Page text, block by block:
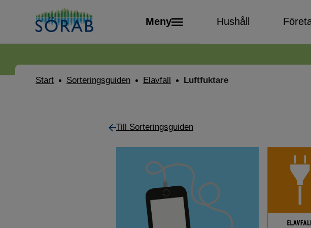
Meny Hushåll
Start Sorteringsguiden Elavfall Luftfuktare
Till Sorteringsguiden